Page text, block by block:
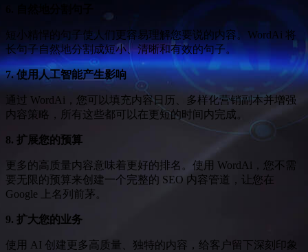
短小精悍的句子使人们更容易理解您要说的内容。WordAi 将
长句子自然地分割成短小、清晰和有效的句子。
7. 使用人工智能产生影响
通过 WordAi，您可以填充内容日历、多样化营销副本并增强
内容策略，所有这些都可以在更短的时间内完成。
8. 扩展您的预算
更多的高质量内容意味着更好的排名。使用 WordAi，您不需
要无限的预算来创建一个完整的 SEO 内容管道，让您在
Google 上名列前茅。
9. 扩大您的业务
使用 AI 创建更多高质量、独特的内容，给客户留下深刻印象